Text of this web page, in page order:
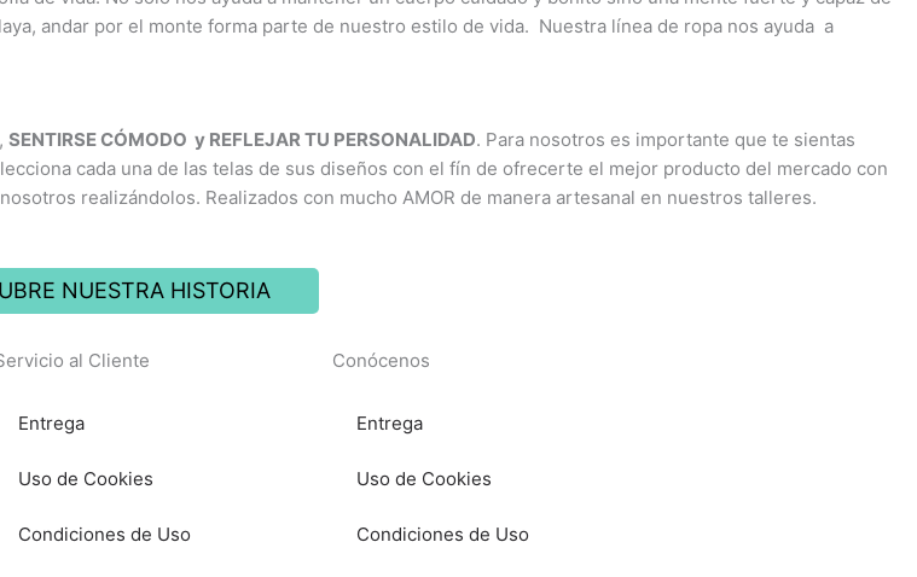
andar por el monte forma parte de nuestro estilo de vida. Nuestra línea de ropa nos ayuda a
SENTIRSE CÓMODO y REFLEJAR TU PERSONALIDAD. Para nosotros es importante que te sientas
cada una de las telas de sus diseños con el fín de ofrecerte el mejor producto del mercado con
realizándolos. Realizados con mucho AMOR de manera artesanal en nuestros talleres.
NUESTRA HISTORIA
al Cliente
Entrega
Uso de Cookies
Condiciones de Uso
Conócenos
Entrega
Uso de Cookies
Condiciones de Uso